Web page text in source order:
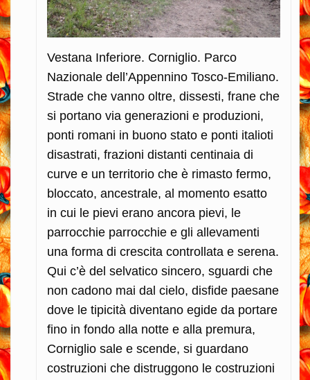
Vestana Inferiore. Corniglio. Parco
Nazionale dell’Appennino Tosco-Emiliano.
Strade che vanno oltre, dissesti, frane che
si portano via generazioni e produzioni,
ponti romani in buono stato e ponti italioti
disastrati, frazioni distanti centinaia di
curve e un territorio che è rimasto fermo,
bloccato, ancestrale, al momento esatto
in cui le pievi erano ancora pievi, le
parrocchie parrocchie e gli allevamenti
una forma di crescita controllata e serena.
Qui c’è del selvatico sincero, sguardi che
non cadono mai dal cielo, disfide paesane
dove le tipicità diventano egide da portare
fino in fondo alla notte e alla premura,
Corniglio sale e scende, si guardano
costruzioni che distruggono le costruzioni